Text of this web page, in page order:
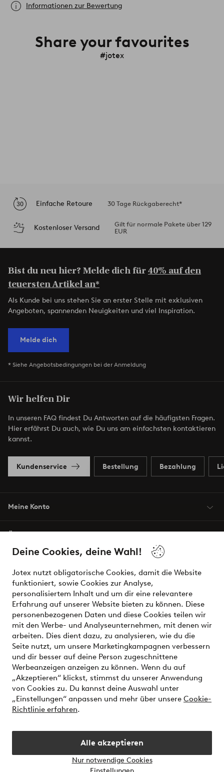
Deine Cookies, deine Wahl!
Jotex nutzt obligatorische Cookies, damit die Website
funktioniert, sowie Cookies zur Analyse,
personalisiertem Inhalt und um dir eine relevantere
Erfahrung auf unserer Website bieten zu können. Diese
personenbezogenen Daten und diese Cookies teilen wir
mit den Werbe- und Analyseunternehmen, mit denen wir
arbeiten. Dies dient dazu, zu analysieren, wie du die
Seite nutzt, um unsere Marketingkampagnen verbessern
und dir besser auf deine Person zugeschnittene
Werbeanzeigen anzeigen zu können. Wenn du auf
„Akzeptieren“ klickst, stimmst du unserer Anwendung
von Cookies zu. Du kannst deine Auswahl unter
„Einstellungen“ anpassen und mehr über unsere Cookie-
Richtlinie erfahren.
Alle akzeptieren
Nur notwendige Cookies
Informationen zur Bewertung
Share your favourites
#jotex
Einfache Retoure 30 Tage Rückgaberecht*
Kostenloser Versand
Gilt für normale Pakete über 129
EUR
Bist du neu hier? Melde dich für40% auf den
teuersten Artikel an*
Als Kunde bei uns stehen Sie an erster Stelle mit exklusiven
Angeboten, spannenden Neuigkeiten und viel Inspiration.
Melde dich
* Siehe Angebotsbedingungen bei der Anmeldung
Wir helfen Dir
In unseren FAQ findest Du Antworten auf die häufigsten Fragen.
Hier erfährst Du auch, wie Du uns am einfachsten kontaktieren
kannst.
Kundenservice Bestellung Bezahlung
Meine Konto
Bedingungen
Sichere Zahlungen - Jetzt bezahlen oder aufteilen
Möchtest du mehr über unsere
Zahlungsmöglichkeitenerfahren?